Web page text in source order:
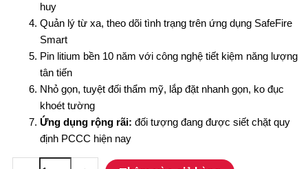
huy
Quản lý từ xa, theo dõi tình trạng trên ứng dụng SafeFire
Smart
Pin litium bền 10 năm với công nghệ tiết kiệm năng lượng
tân tiến
Nhỏ gọn, tuyệt đối thẩm mỹ, lắp đặt nhanh gọn, ko đục
khoét tường
Ứng dụng rộng rãi: đối tượng đang được siết chặt quy
định PCCC hiện nay